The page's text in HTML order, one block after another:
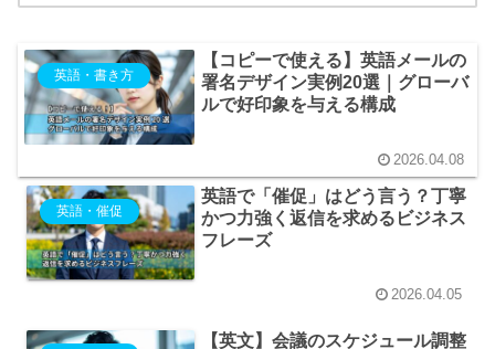
英語・書き方
【コピーで使える】英語メールの
署名デザイン実例20選｜グローバ
ルで好印象を与える構成
2026.04.08
英語・催促
英語で「催促」はどう言う？丁寧
かつ力強く返信を求めるビジネス
フレーズ
2026.04.05
【英文】会議のスケジュール調整